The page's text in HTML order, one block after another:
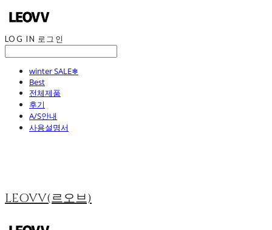
LOG IN 로그인
winter SALE❄
Best
전체제품
후기
A/S안내
사용설명서
LEOVV(르오브)